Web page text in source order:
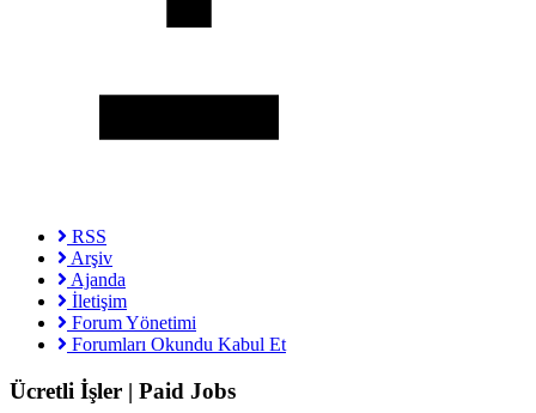
RSS
Arşiv
Ajanda
İletişim
Forum Yönetimi
Forumları Okundu Kabul Et
Ücretli İşler | Paid Jobs